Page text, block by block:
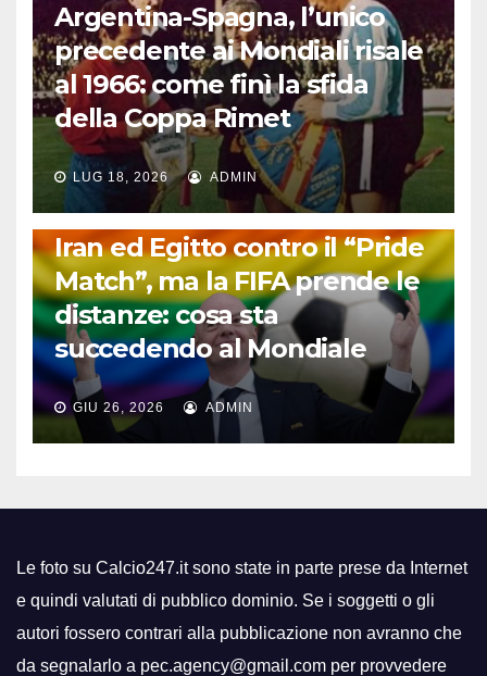
Argentina-Spagna, l’unico
precedente ai Mondiali risale
al 1966: come finì la sfida
della Coppa Rimet
LUG 18, 2026 ADMIN
FUORI DAL CAMPO: CALCIO, GOSSIP E NON SOLO
Iran ed Egitto contro il “Pride
Match”, ma la FIFA prende le
distanze: cosa sta
succedendo al Mondiale
GIU 26, 2026 ADMIN
Le foto su Calcio247.it sono state in parte prese da Internet
e quindi valutati di pubblico dominio. Se i soggetti o gli
autori fossero contrari alla pubblicazione non avranno che
da segnalarlo a pec.agency@gmail.com per provvedere